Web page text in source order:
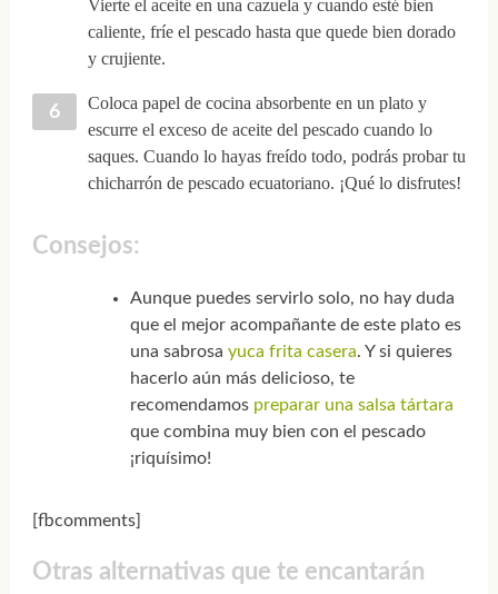
Vierte el aceite en una cazuela y cuando esté bien
caliente, fríe el pescado hasta que quede bien dorado
y crujiente.
Coloca papel de cocina absorbente en un plato y
escurre el exceso de aceite del pescado cuando lo
saques. Cuando lo hayas freído todo, podrás probar tu
chicharrón de pescado ecuatoriano. ¡Qué lo disfrutes!
Consejos:
Aunque puedes servirlo solo, no hay duda
que el mejor acompañante de este plato es
una sabrosa yuca frita casera. Y si quieres
hacerlo aún más delicioso, te
recomendamos preparar una salsa tártara
que combina muy bien con el pescado
¡riquísimo!
[fbcomments]
Otras alternativas que te encantarán